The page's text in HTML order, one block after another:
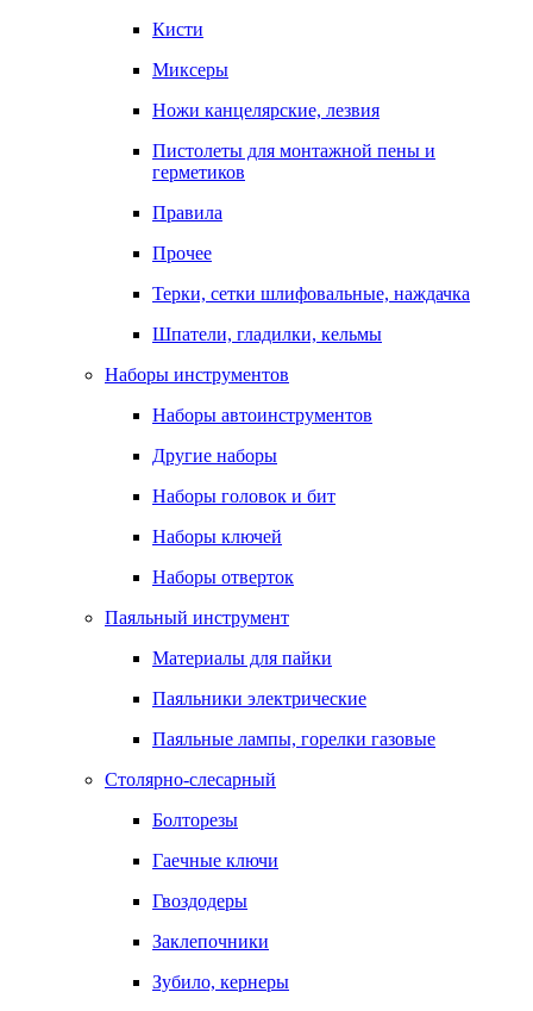
Кисти
Миксеры
Ножи канцелярские, лезвия
Пистолеты для монтажной пены и
герметиков
Правила
Прочее
Терки, сетки шлифовальные, наждачка
Шпатели, гладилки, кельмы
Наборы инструментов
Наборы автоинструментов
Другие наборы
Наборы головок и бит
Наборы ключей
Наборы отверток
Паяльный инструмент
Материалы для пайки
Паяльники электрические
Паяльные лампы, горелки газовые
Столярно-слесарный
Болторезы
Гаечные ключи
Гвоздодеры
Заклепочники
Зубило, кернеры